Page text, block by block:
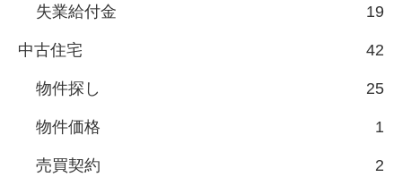
失業給付金 19
中古住宅 42
物件探し 25
物件価格 1
売買契約 2